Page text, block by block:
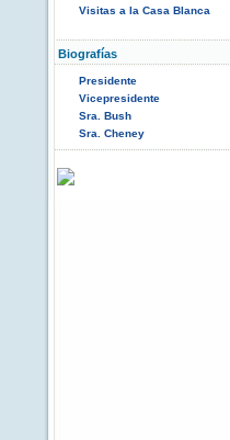
Visitas a la Casa Blanca
Biografías
Presidente
Vicepresidente
Sra. Bush
Sra. Cheney